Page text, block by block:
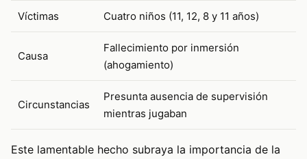
Víctimas Cuatro niños (11, 12, 8 y 11 años)
Causa
Fallecimiento por inmersión
(ahogamiento)
Circunstancias
Presunta ausencia de supervisión
mientras jugaban
Este lamentable hecho subraya la importancia de la